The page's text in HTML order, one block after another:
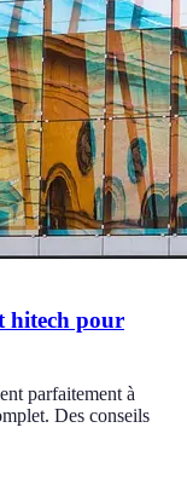
hitech pour
parfaitement à
Des conseils